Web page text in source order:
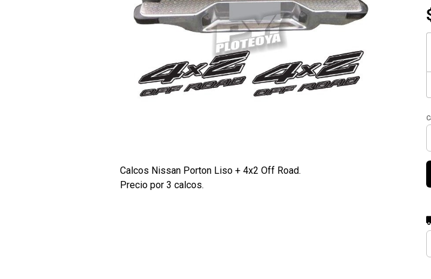
Calcos Nissan Porton Liso + 4x2 Off Road.
Precio por 3 calcos.